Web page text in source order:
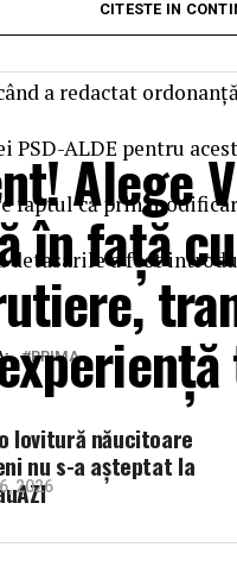
a redactat
PSD-ALDE pentru
faptul că prin
a fost
PRIMA
lovitură năucitoare
nu s-a așteptat la
globală de 66%.
există o rezistență
CITESTE IN
Alege
în față
2026